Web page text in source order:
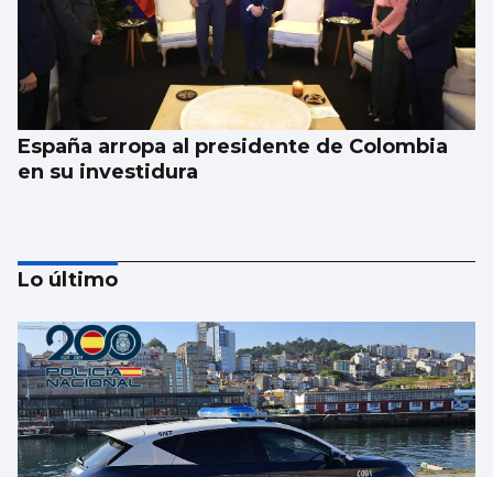
España arropa al presidente de Colombia
en su investidura
Lo último